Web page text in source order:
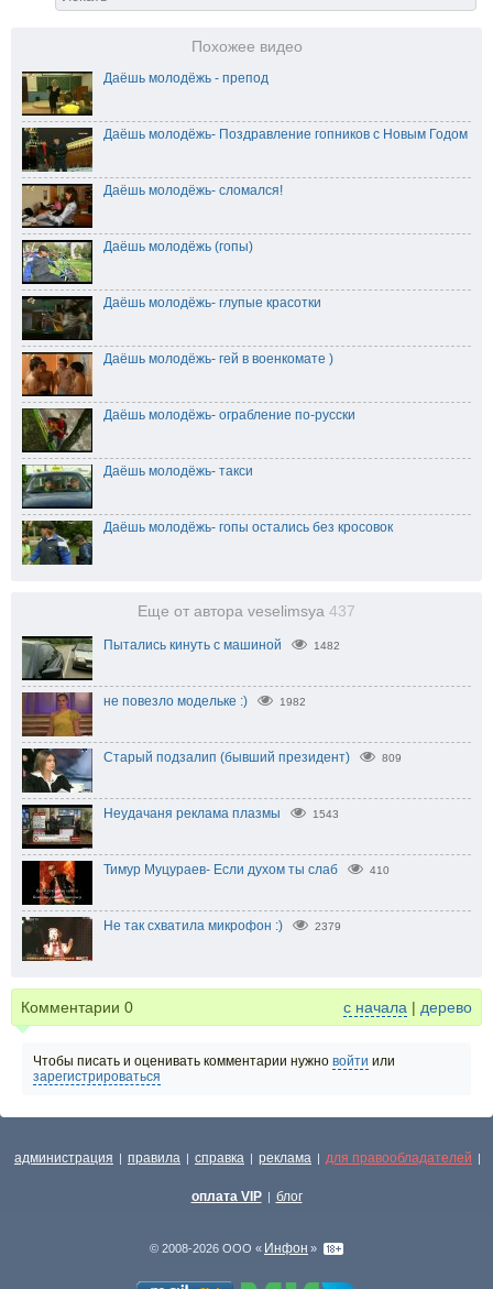
Похожее видео
Даёшь молодёжь - препод
Даёшь молодёжь- Поздравление гопников с Новым Годом
Даёшь молодёжь- сломался!
Даёшь молодёжь (гопы)
Даёшь молодёжь- глупые красотки
Даёшь молодёжь- гей в военкомате )
Даёшь молодёжь- ограбление по-русски
Даёшь молодёжь- такси
Даёшь молодёжь- гопы остались без кросовок
Еще от автора veselimsya 437
Пытались кинуть с машиной 1482
не повезло модельке :) 1982
Старый подзалип (бывший президент) 809
Неудачаня реклама плазмы 1543
Тимур Муцураев- Если духом ты слаб 410
Не так схватила микрофон :) 2379
Комментарии 0 с начала | дерево
Чтобы писать и оценивать комментарии нужно войти или
зарегистрироваться
администрация | правила | справка | реклама | для правообладателей |
оплата VIP | блог
© 2008-2026 ООО « Инфон »